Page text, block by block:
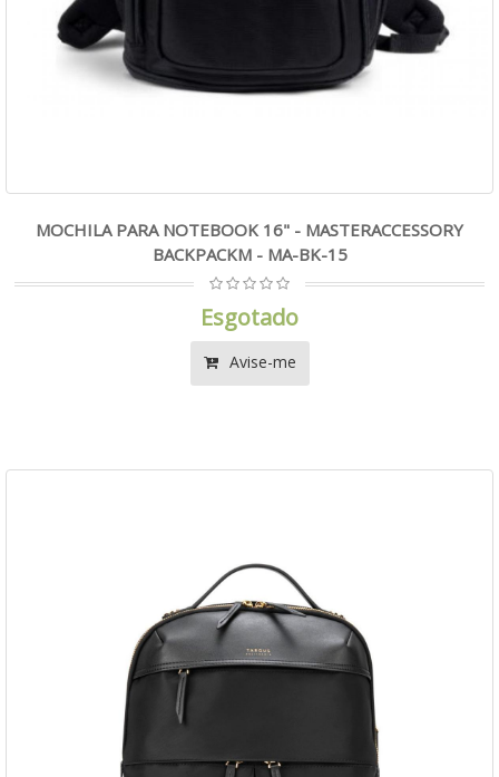
MOCHILA PARA NOTEBOOK 16" - MASTERACCESSORY
BACKPACKM - MA-BK-15
Esgotado
Avise-me